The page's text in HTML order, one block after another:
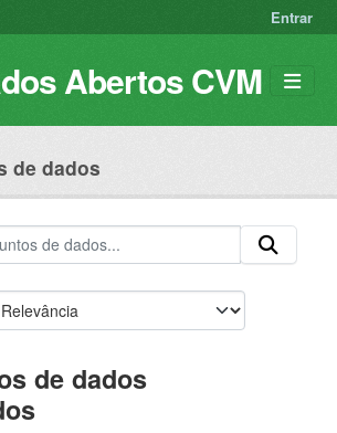
Entrar
Abertos CVM
de dados
de dados